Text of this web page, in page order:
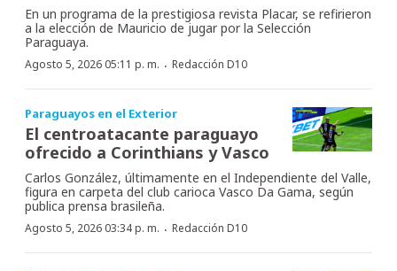
En un programa de la prestigiosa revista Placar, se refirieron
a la elección de Mauricio de jugar por la Selección
Paraguaya.
Agosto 5, 2026 05:11 p. m. · Redacción D10
Paraguayos en el Exterior
El centroatacante paraguayo
ofrecido a Corinthians y Vasco
Carlos González, últimamente en el Independiente del Valle,
figura en carpeta del club carioca Vasco Da Gama, según
publica prensa brasileña.
Agosto 5, 2026 03:34 p. m. · Redacción D10